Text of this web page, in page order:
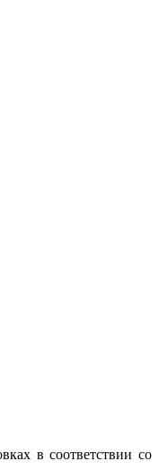
в соответствии со